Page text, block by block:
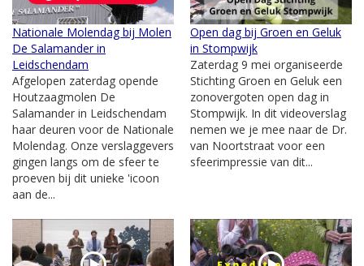
Nationale Molendag bij Molen
De Salamander in
Leidschendam
Afgelopen zaterdag opende
Houtzaagmolen De
Salamander in Leidschendam
haar deuren voor de Nationale
Molendag. Onze verslaggevers
gingen langs om de sfeer te
proeven bij dit unieke 'icoon
aan de...
Open dag bij Groen en Geluk
in Stompwijk
Zaterdag 9 mei organiseerde
Stichting Groen en Geluk een
zonovergoten open dag in
Stompwijk. In dit videoverslag
nemen we je mee naar de Dr.
van Noortstraat voor een
sfeerimpressie van dit...